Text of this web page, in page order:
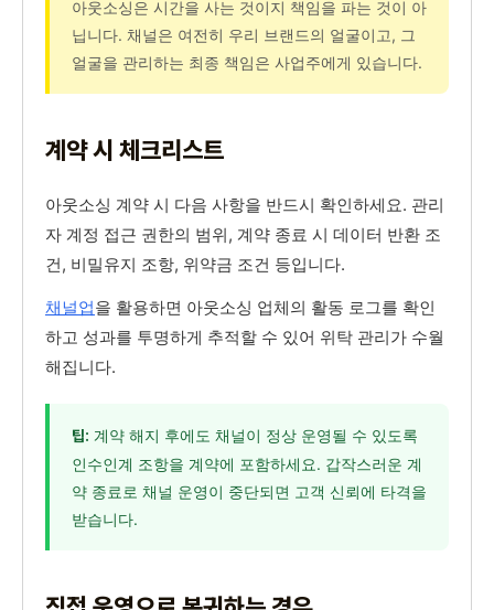
아웃소싱은 시간을 사는 것이지 책임을 파는 것이 아
닙니다. 채널은 여전히 우리 브랜드의 얼굴이고, 그
얼굴을 관리하는 최종 책임은 사업주에게 있습니다.
계약 시 체크리스트
아웃소싱 계약 시 다음 사항을 반드시 확인하세요. 관리
자 계정 접근 권한의 범위, 계약 종료 시 데이터 반환 조
건, 비밀유지 조항, 위약금 조건 등입니다.
채널업을 활용하면 아웃소싱 업체의 활동 로그를 확인
하고 성과를 투명하게 추적할 수 있어 위탁 관리가 수월
해집니다.
팁: 계약 해지 후에도 채널이 정상 운영될 수 있도록
인수인계 조항을 계약에 포함하세요. 갑작스러운 계
약 종료로 채널 운영이 중단되면 고객 신뢰에 타격을
받습니다.